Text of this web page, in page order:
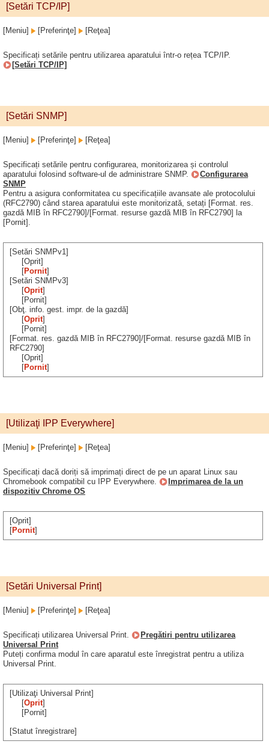
[Setări TCP/IP]
[Meniu] [Preferinţe] [Reţea]
Specificați setările pentru utilizarea aparatului într-o rețea TCP/IP.
[Setări TCP/IP]
[Setări SNMP]
[Meniu] [Preferinţe] [Reţea]
Specificați setările pentru configurarea, monitorizarea și controlul
aparatului folosind software-ul de administrare SNMP.
Configurarea
SNMP
Pentru a asigura conformitatea cu specificațiile avansate ale protocolului
(RFC2790) când starea aparatului este monitorizată, setați [Format. res.
gazdă MIB în RFC2790]/[Format. resurse gazdă MIB în RFC2790] la
[Pornit].
[Setări SNMPv1]
[Oprit]
[Pornit]
[Setări SNMPv3]
[Oprit]
[Pornit]
[Obţ. info. gest. impr. de la gazdă]
[Oprit]
[Pornit]
[Format. res. gazdă MIB în RFC2790]/[Format. resurse gazdă MIB în
RFC2790]
[Oprit]
[Pornit]
[Utilizaţi IPP Everywhere]
[Meniu] [Preferinţe] [Reţea]
Specificați dacă doriți să imprimați direct de pe un aparat Linux sau
Chromebook compatibil cu IPP Everywhere.
Imprimarea de la un
dispozitiv Chrome OS
[Oprit]
[Pornit]
[Setări Universal Print]
[Meniu] [Preferinţe] [Reţea]
Specificați utilizarea Universal Print.
Pregătiri pentru utilizarea
Universal Print
Puteți confirma modul în care aparatul este înregistrat pentru a utiliza
Universal Print.
[Utilizaţi Universal Print]
[Oprit]
[Pornit]
[Statut înregistrare]